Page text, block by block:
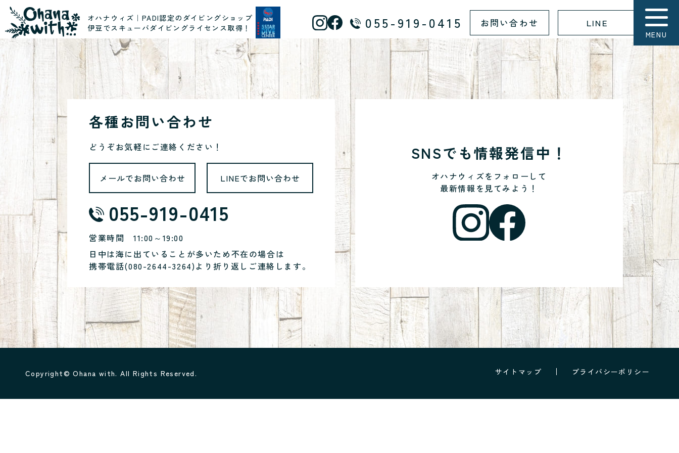
オハナウィズ｜PADI認定のダイビングショップ
伊豆でスキューバダイビングライセンス取得！
055-919-0415 お問い合わせ LINE
MENU
各種お問い合わせ
どうぞお気軽にご連絡ください！
メールでお問い合わせ LINEでお問い合わせ
055-919-0415
営業時間 11:00～19:00
日中は海に出ていることが多いため不在の場合は
携帯電話(080-2644-3264)より折り返しご連絡します。
SNSでも情報発信中！
オハナウィズをフォローして
最新情報を見てみよう！
サイトマップ プライバシーポリシー
Copyright© Ohana with. All Rights Reserved.